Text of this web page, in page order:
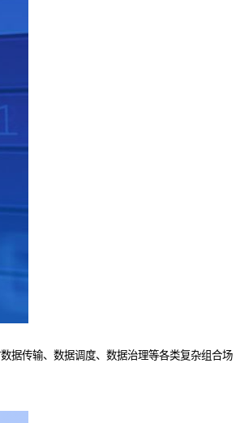
据传输、数据调度、数据治理等各类复杂组合场